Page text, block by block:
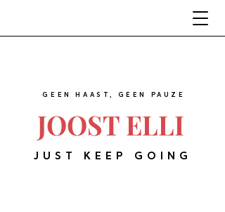
JOOST ELLI
GEEN HAAST, GEEN PAUZE
JUST KEEP GOING